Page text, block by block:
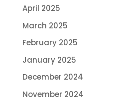
April 2025
March 2025
February 2025
January 2025
December 2024
November 2024